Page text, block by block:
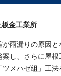
板金工業所
雨漏りの原因
案し、さらに屋
ツメハゼ組」工